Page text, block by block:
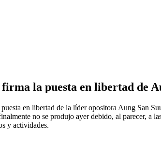
la puesta en libertad de
en libertad de la líder opositora Aung San
no se produjo ayer debido, al parecer, a
y actividades.